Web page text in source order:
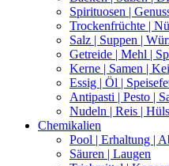
Spirituosen |
Trockenfrüchte |
Salz | Suppen |
Getreide | Mehl |
Kerne | Samen |
Essig | Öl |
Antipasti | Pesto |
Nudeln | Reis |
Chemikalien
Pool | Erhaltung |
Säuren | Laugen